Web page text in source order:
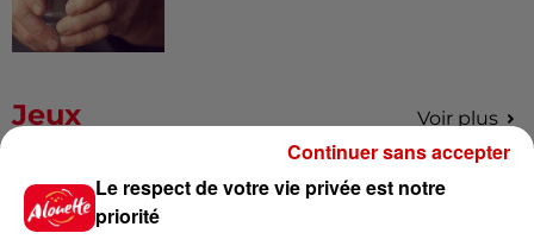
Jeux Voir plus
Gagnez vos places pour le
Festival du Roi Arthur 2026 !
Le respect de votre vie privée est notre
priorité
Continuer sans accepter